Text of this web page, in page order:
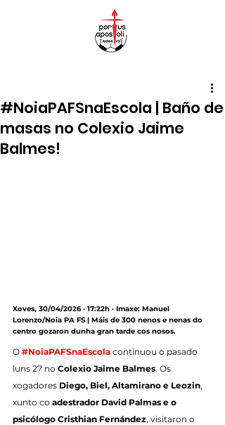
#NoiaPAFSnaEscola | Baño de
masas no Colexio Jaime
Balmes!
Xoves, 30/04/2026 · 17:22h · Imaxe: Manuel
Lorenzo/Noia PA FS | Máis de 300 nenos e nenas do
centro gozaron dunha gran tarde cos nosos.
O #NoiaPAFSnaEscola continuou o pasado
luns 27 no Colexio Jaime Balmes. Os
xogadores Diego, Biel, Altamirano e Leozin,
xunto co adestrador David Palmas e o
psicólogo Cristhian Fernández, visitaron o